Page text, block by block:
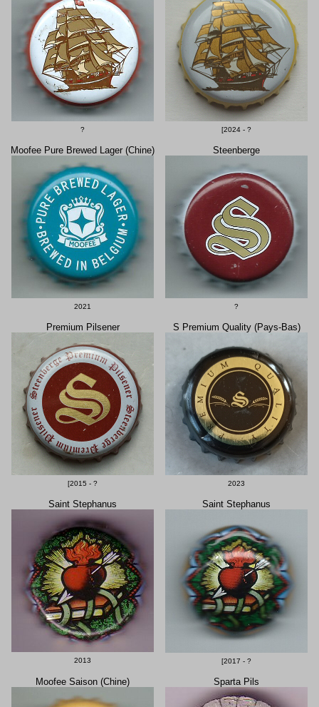
? [2024 - ?
Moofee Pure Brewed Lager (Chine)
2021
Steenberge
?
Premium Pilsener
[2015 - ?
S Premium Quality (Pays-Bas)
2023
Saint Stephanus
2013
Saint Stephanus
[2017 - ?
Moofee Saison (Chine) Sparta Pils